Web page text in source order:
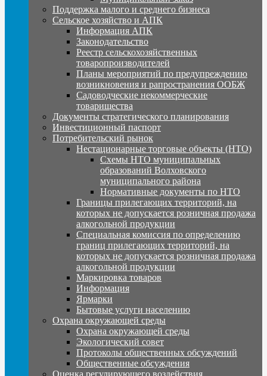
Поддержка малого и среднего бизнеса
Сельское хозяйство и АПК
Информация АПК
Законодательство
Реестр сельскохозяйственных
товаропроизводителей
Планы мероприятий по предупреждению
возникновения и рапространения ООБЖ
Садоводческие некоммерческие
товарищества
Документы стратегического планирования
Инвестиционный паспорт
Потребительский рынок
Нестационарные торговые объекты (НТО)
Схемы НТО муниципальных
образований Волховского
муниципального района
Нормативные документы по НТО
Границы прилегающих территорий, на
которых не допускается розничная продажа
алкогольной продукции
Специальная комиссия по определению
границ прилегающих территорий, на
которых не допускается розничная продажа
алкогольной продукции
Маркировка товаров
Информация
Ярмарки
Бытовые услуги населению
Охрана окружающей среды
Охрана окружающей среды
Экологический совет
Протоколы общественных обсуждений
Общественные обсуждения
Оценка регулирующего воздействия